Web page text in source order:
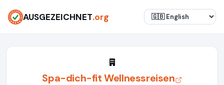
AUSGEZEICHNET.org
Spa-dich-fit Wellnessreisen